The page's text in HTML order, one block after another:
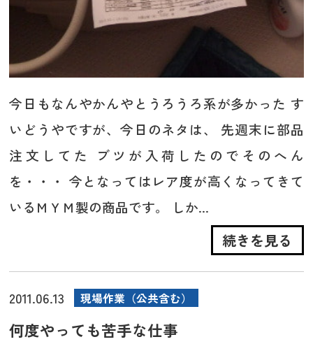
今日もなんやかんやとうろうろ系が多かった す
いどうやですが、今日のネタは、 先週末に部品
注文してた ブツが入荷したのでそのへん
を・・・ 今となってはレア度が高くなってきて
いるＭＹＭ製の商品です。 しか...
続きを見る
2011.06.13 現場作業（公共含む）
何度やっても苦手な仕事